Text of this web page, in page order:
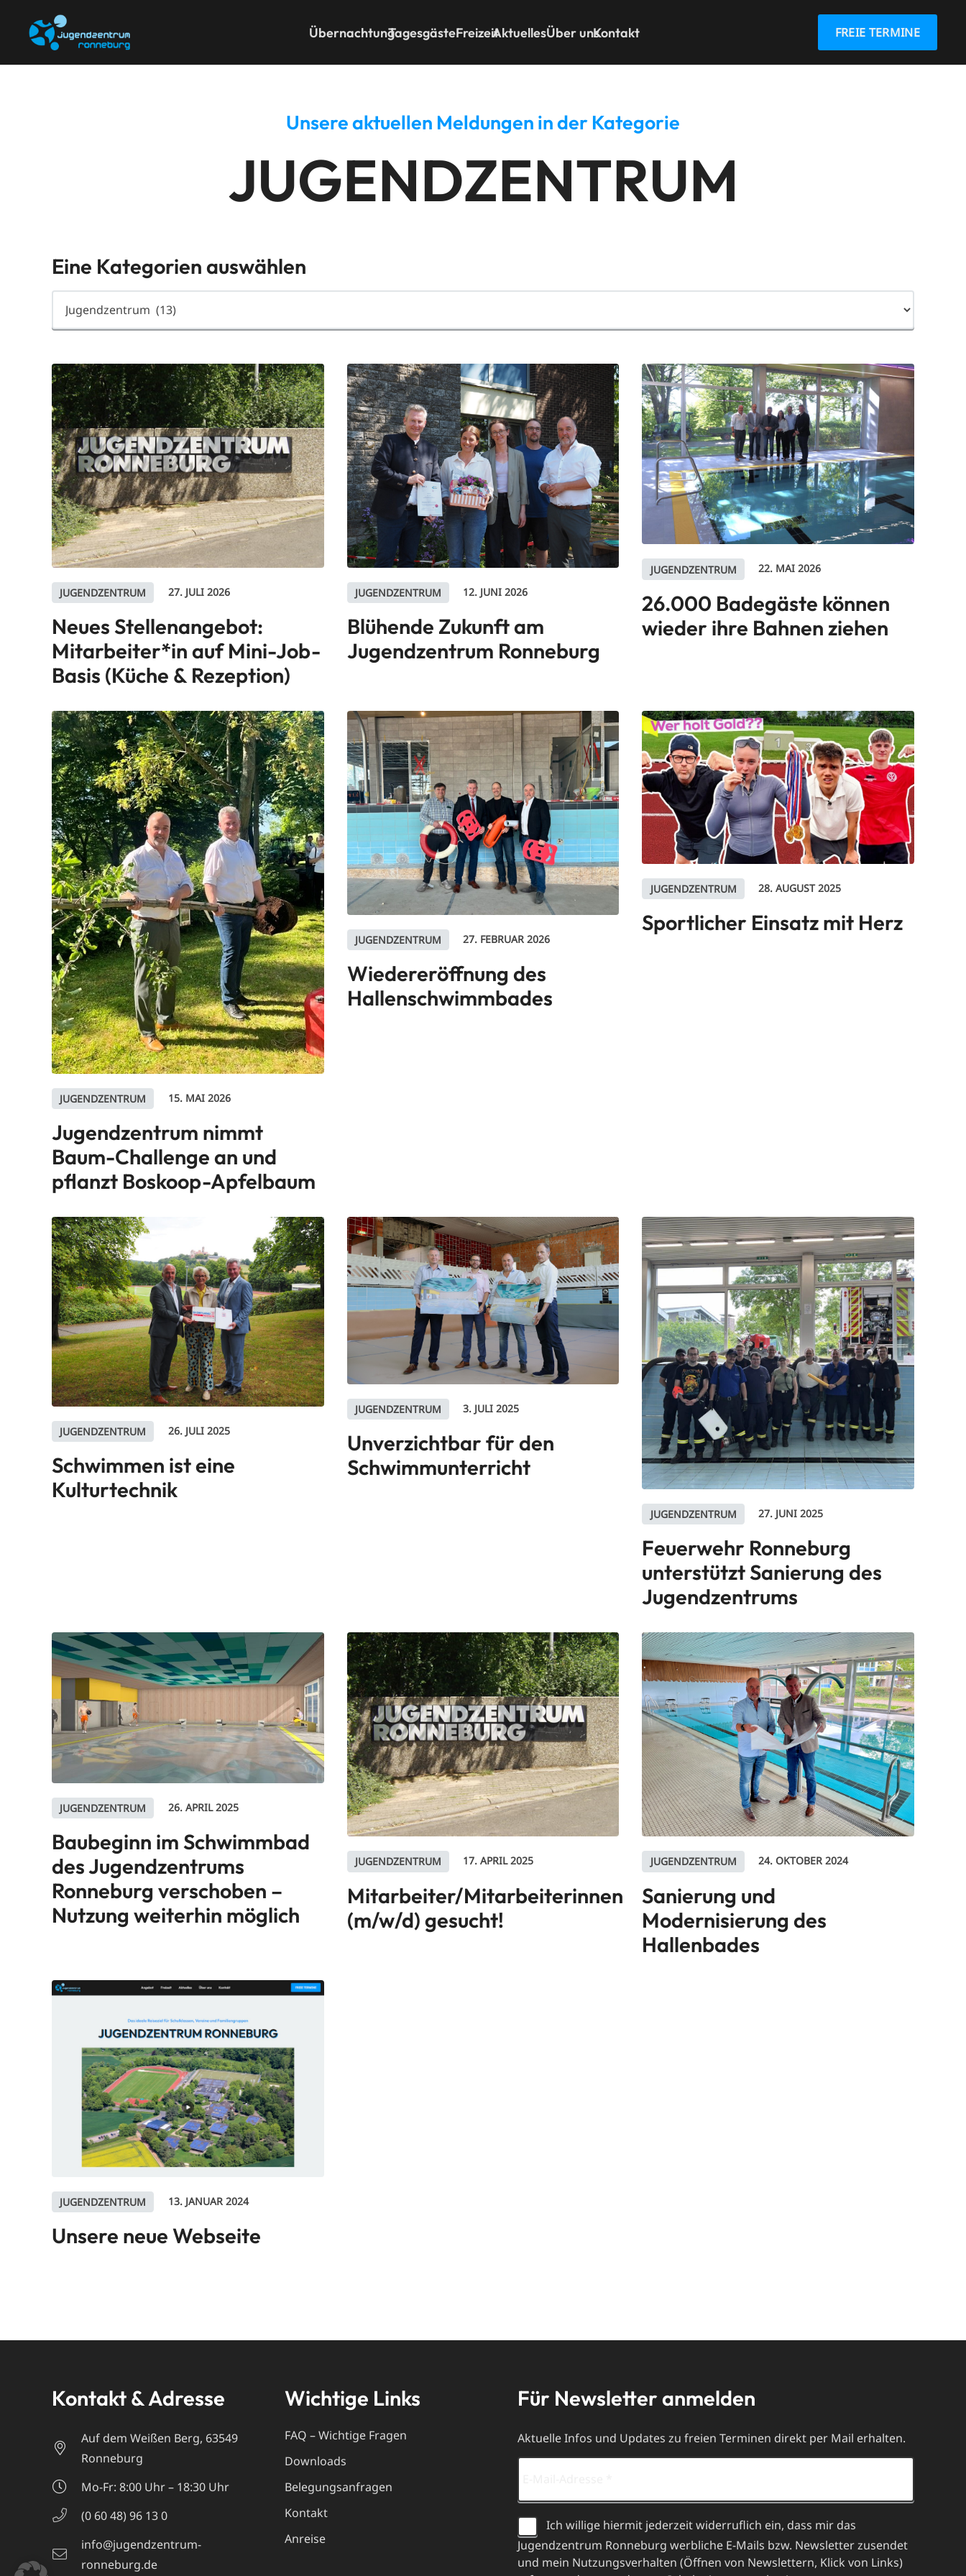
ÜbernachtungTagesgästeFreizeitAktuellesÜber unsKontakt FREIE TERMINE
Unsere aktuellen Meldungen in der Kategorie
JUGENDZENTRUM
Eine Kategorien auswählen
Kategorien
JUGENDZENTRUM 27. JULI 2026
Neues Stellenangebot:
Mitarbeiter*in auf Mini-Job-
Basis (Küche & Rezeption)
JUGENDZENTRUM 12. JUNI 2026
Blühende Zukunft am
Jugendzentrum Ronneburg
JUGENDZENTRUM 22. MAI 2026
26.000 Badegäste können
wieder ihre Bahnen ziehen
JUGENDZENTRUM 15. MAI 2026
Jugendzentrum nimmt
Baum-Challenge an und
pflanzt Boskoop-Apfelbaum
JUGENDZENTRUM 27. FEBRUAR 2026
Wiedereröffnung des
Hallenschwimmbades
JUGENDZENTRUM 28. AUGUST 2025
Sportlicher Einsatz mit Herz
JUGENDZENTRUM 26. JULI 2025
Schwimmen ist eine
Kulturtechnik
JUGENDZENTRUM 3. JULI 2025
Unverzichtbar für den
Schwimmunterricht
JUGENDZENTRUM 27. JUNI 2025
Feuerwehr Ronneburg
unterstützt Sanierung des
Jugendzentrums
JUGENDZENTRUM 26. APRIL 2025
Baubeginn im Schwimmbad
des Jugendzentrums
Ronneburg verschoben –
Nutzung weiterhin möglich
JUGENDZENTRUM 17. APRIL 2025
Mitarbeiter/Mitarbeiterinnen
(m/w/d) gesucht!
JUGENDZENTRUM 24. OKTOBER 2024
Sanierung und
Modernisierung des
Hallenbades
JUGENDZENTRUM 13. JANUAR 2024
Unsere neue Webseite
Kontakt & Adresse
Auf dem Weißen Berg, 63549
Ronneburg
Mo-Fr: 8:00 Uhr – 18:30 Uhr
(0 60 48) 96 13 0
info@jugendzentrum-
ronneburg.de
Wichtige Links
FAQ – Wichtige Fragen
Downloads
Belegungsanfragen
Kontakt
Anreise
Für Newsletter anmelden
Aktuelle Infos und Updates zu freien Terminen direkt per Mail erhalten.
Ich willige hiermit jederzeit widerruflich ein, dass mir das
Jugendzentrum Ronneburg werbliche E-Mails bzw. Newsletter zusendet
und mein Nutzungsverhalten (Öffnen von Newslettern, Klick von Links)